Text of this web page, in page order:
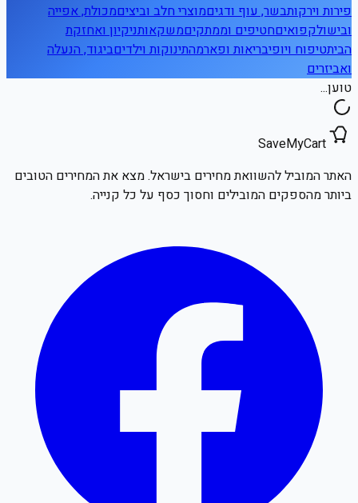
פירות וירקותבשר, עוף ודגיםמוצרי חלב וביציםמכולת, אפייה
ובישולקפואיםחטיפים וממתקיםמשקאותניקיון ואחזקת
הביתטיפוח ויופיבריאות ופארמהתינוקות וילדיםביגוד, הנעלה
ואביזרים
טוען...
SaveMyCart
האתר המוביל להשוואת מחירים בישראל. מצא את המחירים הטובים
ביותר מהספקים המובילים וחסוך כסף על כל קנייה.